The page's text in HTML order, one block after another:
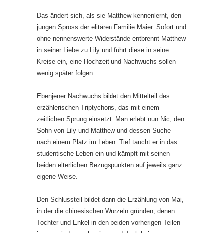
Das ändert sich, als sie Matthew kennenlernt, den
jungen Spross der elitären Familie Maier. Sofort und
ohne nennenswerte Widerstände entbrennt Matthew
in seiner Liebe zu Lily und führt diese in seine
Kreise ein, eine Hochzeit und Nachwuchs sollen
wenig später folgen.
Ebenjener Nachwuchs bildet den Mittelteil des
erzählerischen Triptychons, das mit einem
zeitlichen Sprung einsetzt. Man erlebt nun Nic, den
Sohn von Lily und Matthew und dessen Suche
nach einem Platz im Leben. Tief taucht er in das
studentische Leben ein und kämpft mit seinen
beiden elterlichen Bezugspunkten auf jeweils ganz
eigene Weise.
Den Schlussteil bildet dann die Erzählung von Mai,
in der die chinesischen Wurzeln gründen, denen
Tochter und Enkel in den beiden vorherigen Teilen